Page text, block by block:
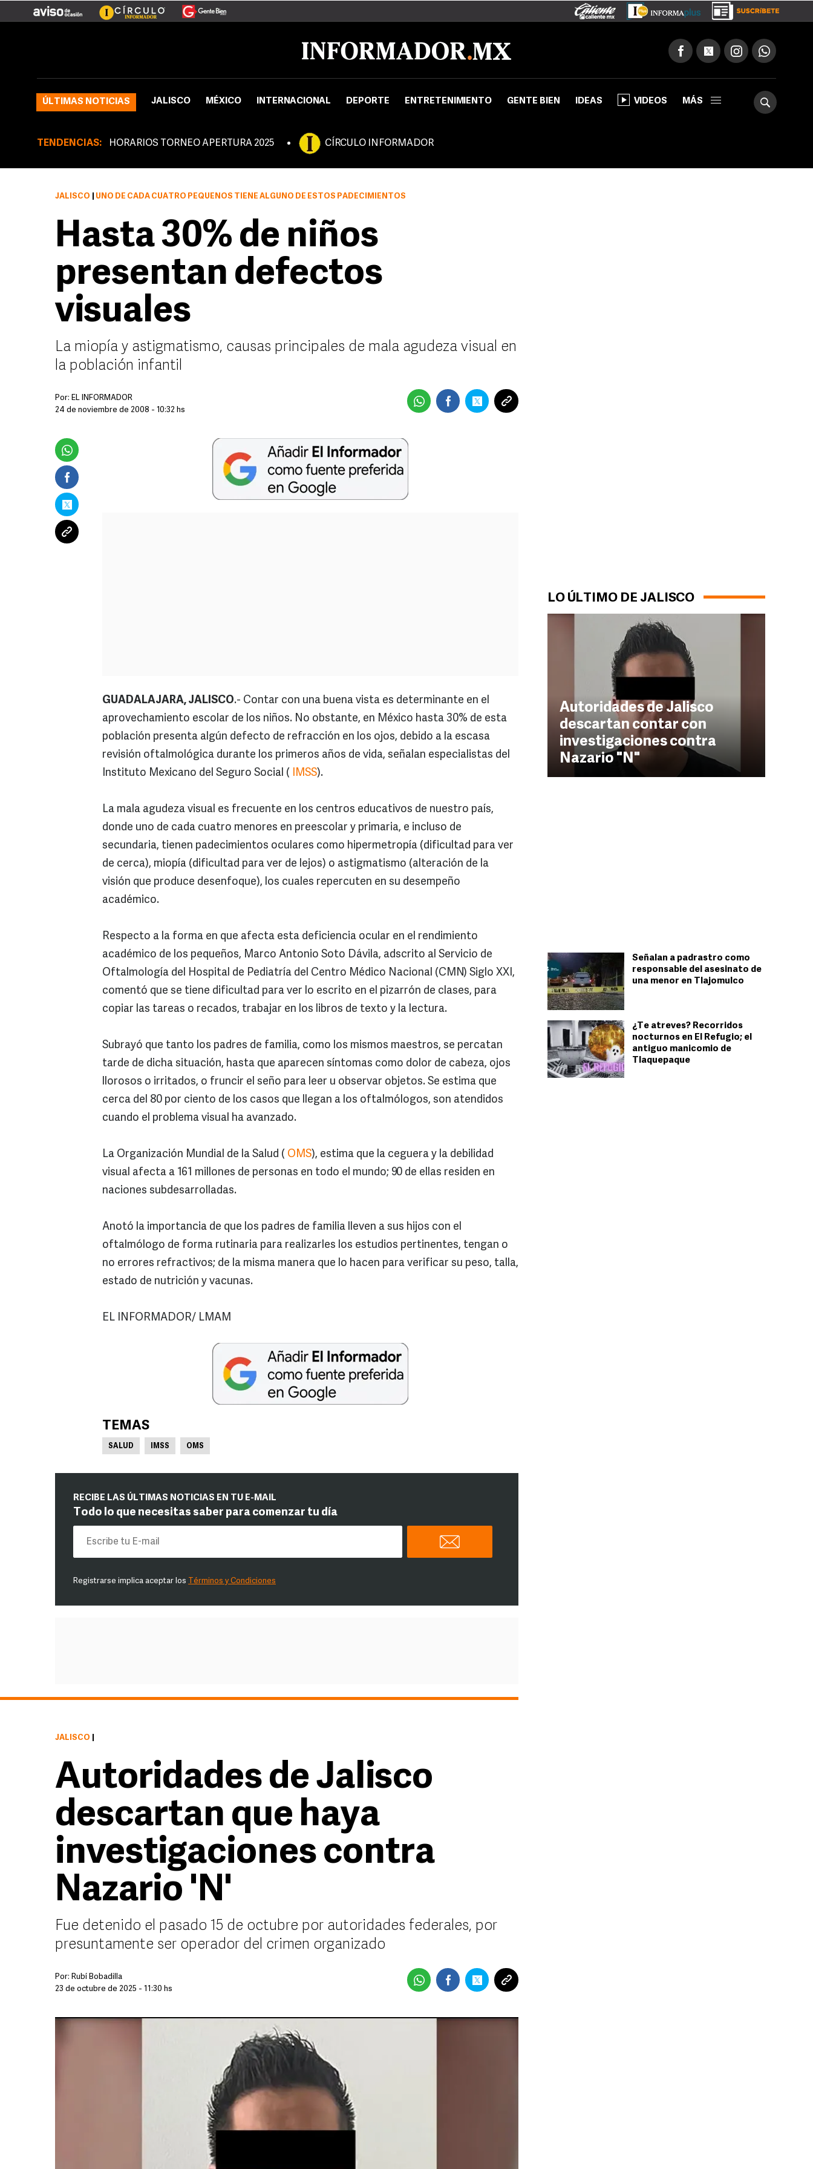
ÚLTIMAS NOTICIAS JALISCO MÉXICO INTERNACIONAL DEPORTE ENTRETENIMIENTO GENTE BIEN IDEAS VIDEOS MÁS
TENDENCIAS: HORARIOS TORNEO APERTURA 2025 CÍRCULO INFORMADOR
LO ÚLTIMO DE JALISCO
Autoridades de Jalisco
descartan contar con
investigaciones contra
Nazario "N"
Señalan a padrastro como
responsable del asesinato de
una menor en Tlajomulco
¿Te atreves? Recorridos
nocturnos en El Refugio; el
antiguo manicomio de
Tlaquepaque
JALISCO UNO DE CADA CUATRO PEQUEÑOS TIENE ALGUNO DE ESTOS PADECIMIENTOS
Hasta 30% de niños
presentan defectos
visuales
La miopía y astigmatismo, causas principales de mala agudeza visual en
la población infantil
Por: EL INFORMADOR
24 de noviembre de 2008 - 10:32 hs
GUADALAJARA, JALISCO.- Contar con una buena vista es determinante en el
aprovechamiento escolar de los niños. No obstante, en México hasta 30% de esta
población presenta algún defecto de refracción en los ojos, debido a la escasa
revisión oftalmológica durante los primeros años de vida, señalan especialistas del
Instituto Mexicano del Seguro Social ( IMSS).
La mala agudeza visual es frecuente en los centros educativos de nuestro país,
donde uno de cada cuatro menores en preescolar y primaria, e incluso de
secundaria, tienen padecimientos oculares como hipermetropía (dificultad para ver
de cerca), miopía (dificultad para ver de lejos) o astigmatismo (alteración de la
visión que produce desenfoque), los cuales repercuten en su desempeño
académico.
Respecto a la forma en que afecta esta deficiencia ocular en el rendimiento
académico de los pequeños, Marco Antonio Soto Dávila, adscrito al Servicio de
Oftalmología del Hospital de Pediatría del Centro Médico Nacional (CMN) Siglo XXI,
comentó que se tiene dificultad para ver lo escrito en el pizarrón de clases, para
copiar las tareas o recados, trabajar en los libros de texto y la lectura.
Subrayó que tanto los padres de familia, como los mismos maestros, se percatan
tarde de dicha situación, hasta que aparecen síntomas como dolor de cabeza, ojos
llorosos o irritados, o fruncir el seño para leer u observar objetos. Se estima que
cerca del 80 por ciento de los casos que llegan a los oftalmólogos, son atendidos
cuando el problema visual ha avanzado.
La Organización Mundial de la Salud ( OMS), estima que la ceguera y la debilidad
visual afecta a 161 millones de personas en todo el mundo; 90 de ellas residen en
naciones subdesarrolladas.
Anotó la importancia de que los padres de familia lleven a sus hijos con el
oftalmólogo de forma rutinaria para realizarles los estudios pertinentes, tengan o
no errores refractivos; de la misma manera que lo hacen para verificar su peso, talla,
estado de nutrición y vacunas.
EL INFORMADOR/ LMAM
TEMAS
SALUD IMSS OMS
RECIBE LAS ÚLTIMAS NOTICIAS EN TU E-MAIL
Todo lo que necesitas saber para comenzar tu día
Registrarse implica aceptar los Términos y Condiciones
JALISCO
Autoridades de Jalisco
descartan que haya
investigaciones contra
Nazario 'N'
Fue detenido el pasado 15 de octubre por autoridades federales, por
presuntamente ser operador del crimen organizado
Por: Rubí Bobadilla
23 de octubre de 2025 - 11:30 hs